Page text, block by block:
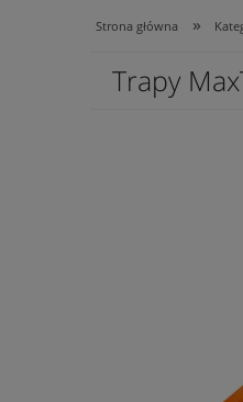
Strona główna »
Trapy